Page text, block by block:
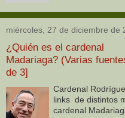
miércoles, 27 de diciembre de
¿Quién es el cardenal
Madariaga? (Varias
de 3]
Cardenal
links de distintos
cardenal